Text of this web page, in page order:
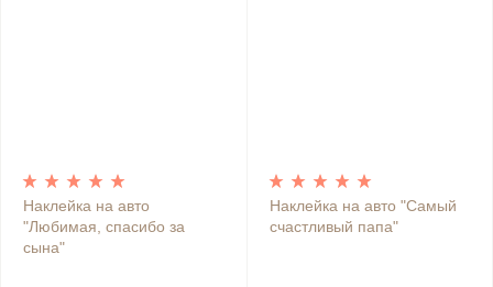
Наклейка на авто
"Любимая, спасибо за
сына"
Наклейка на авто "Самый
счастливый папа"